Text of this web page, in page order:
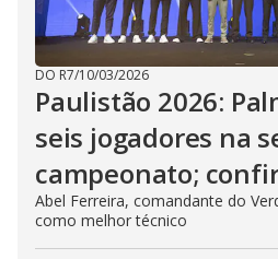
DO R7/10/03/2026
Paulistão 2026:
seis jogadores na
campeonato;
Abel Ferreira, comandante do
como melhor técnico